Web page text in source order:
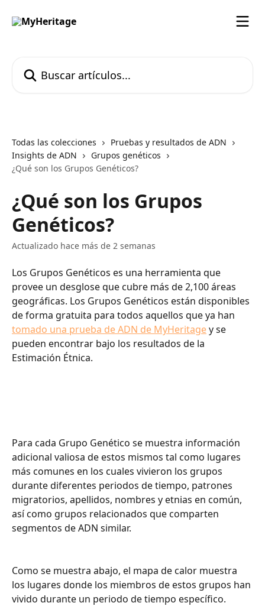
Todas las colecciones
Pruebas y resultados de ADN
Insights de ADN
Grupos genéticos
¿Qué son los Grupos Genéticos?
¿Qué son los Grupos
Genéticos?
Actualizado hace más de 2 semanas
Los Grupos Genéticos es una herramienta que
provee un desglose que cubre más de 2,100 áreas
geográficas. Los Grupos Genéticos están disponibles
de forma gratuita para todos aquellos que ya han
tomado una prueba de ADN de MyHeritage y se
pueden encontrar bajo los resultados de la
Estimación Étnica.
Para cada Grupo Genético se muestra información
adicional valiosa de estos mismos tal como lugares
más comunes en los cuales vivieron los grupos
durante diferentes periodos de tiempo, patrones
migratorios, apellidos, nombres y etnias en común,
así como grupos relacionados que comparten
segmentos de ADN similar.
Como se muestra abajo, el mapa de calor muestra
los lugares donde los miembros de estos grupos han
vivido durante un periodo de tiempo específico.